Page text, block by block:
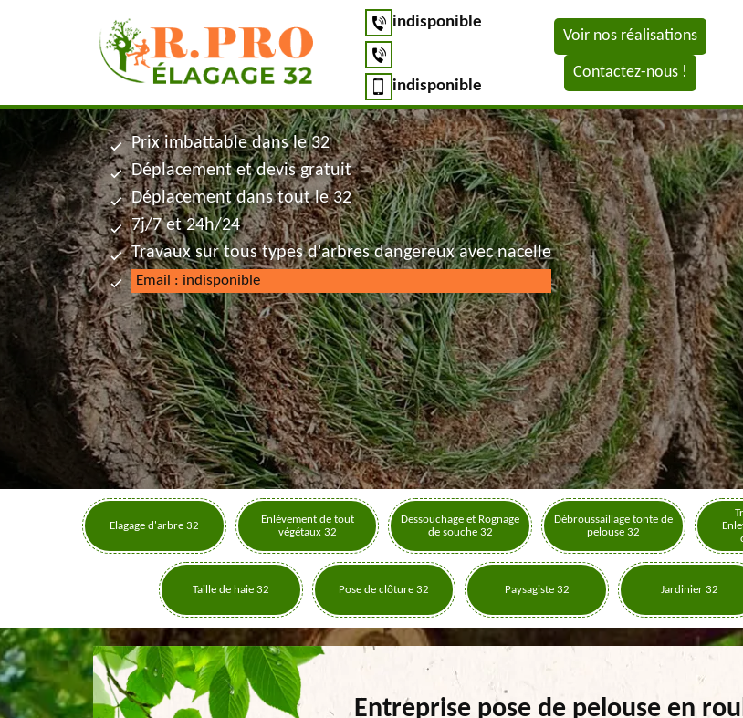
indisponible
indisponible
Voir nos réalisations
Contactez-nous !
Prix imbattable dans le 32
Déplacement et devis gratuit
Déplacement dans tout le 32
7j/7 et 24h/24
Travaux sur tous types d'arbres dangereux avec nacelle
Email : indisponible
Elagage d'arbre 32
Enlèvement de tout
végétaux 32
Dessouchage et Rognage
de souche 32
Débroussaillage tonte de
pelouse 32
Taille de haie 32 Pose de clôture 32 Paysagiste 32 Jardinier 32
Entreprise pose de pelouse en